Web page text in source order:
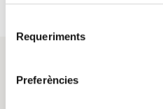
Requeriments
Preferències